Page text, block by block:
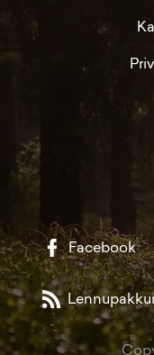
Facebook